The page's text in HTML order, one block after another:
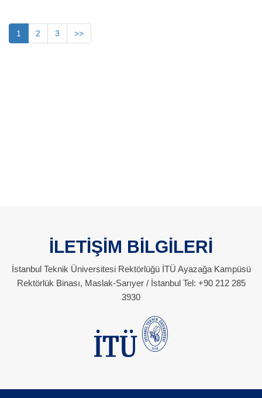
1 2 3 >>
İLETİŞİM BİLGİLERİ
İstanbul Teknik Üniversitesi Rektörlüğü İTÜ Ayazağa Kampüsü
Rektörlük Binası, Maslak-Sarıyer / İstanbul Tel: +90 212 285
3930